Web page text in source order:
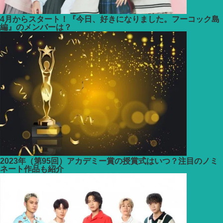
4月からスタート！『今日、好きになりました。フーコック島
編』のメンバーは？
2023年（第95回）アカデミー賞の授賞式はいつ？注目のノミ
ネート作品も紹介